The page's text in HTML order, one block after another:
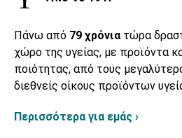
Πάνω από 79 χρόνια τώρα
χώρο της υγείας, με προϊόντα
ποιότητας, από τους
διεθνείς οίκους προϊόντων
Περισσότερα για εμάς ›